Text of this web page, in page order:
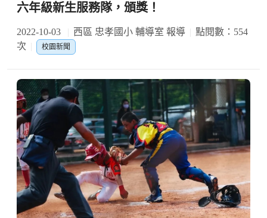
六年級新生服務隊，頒獎！
2022-10-03 西區 忠孝國小 輔導室 報導
點閱數：554
次
校園新聞